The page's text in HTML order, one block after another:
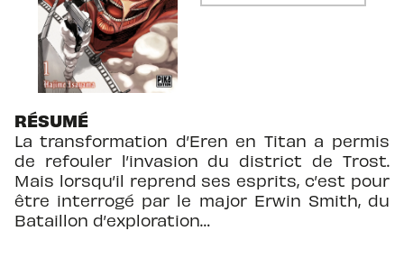
RÉSUMÉ
La transformation d’Eren en Titan a permis
de refouler l’invasion du district de Trost.
Mais lorsqu’il reprend ses esprits, c’est pour
être interrogé par le major Erwin Smith, du
Bataillon d’exploration…